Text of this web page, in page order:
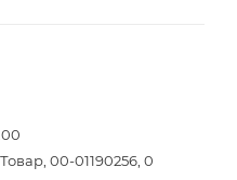
00-01190256, 0